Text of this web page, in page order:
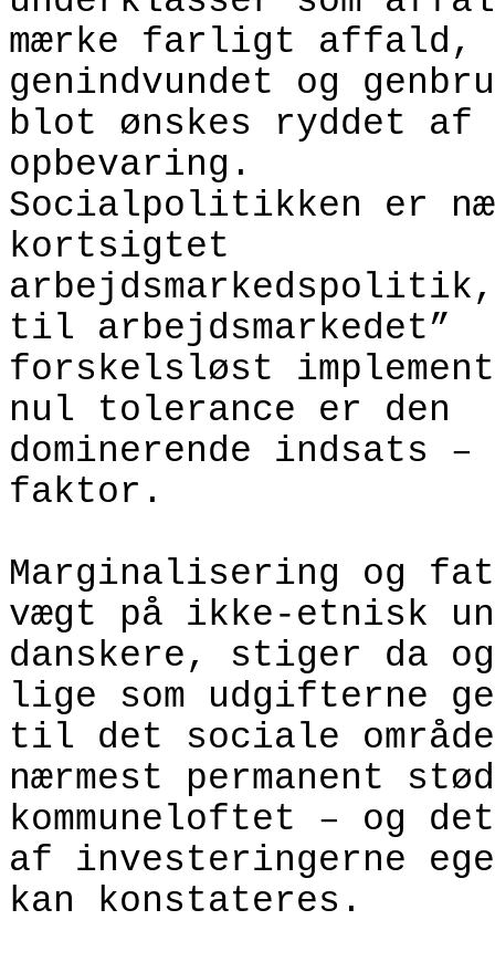
mærke farligt affald,
genindvundet og
blot ønskes ryddet
opbevaring.
Socialpolitikken er
kortsigtet
til arbejdsmarkedet”
forskelsløst
nul tolerance er den
dominerende indsats –
faktor.
Marginalisering og
vægt på ikke-etnisk
danskere, stiger da
lige som udgifterne
til det sociale
nærmest permanent
kommuneloftet – og
af investeringerne
kan konstateres.